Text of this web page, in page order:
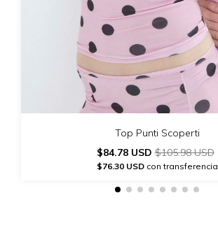
Top Punti Scoperti
$84.78 USD$105.98 USD
$76.30 USDcon transferencia